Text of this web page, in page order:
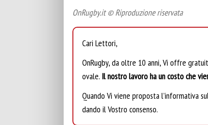
OnRugby.it © Riproduzione riservata
Cari Lettori,
OnRugby, da oltre 10 anni, Vi offre
ovale. Il nostro lavoro ha un costo che
Quando Vi viene proposta l’informativa
dando il Vostro consenso.